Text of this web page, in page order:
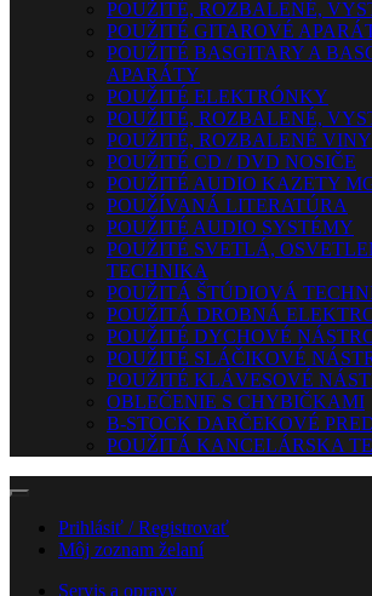
POUŽITÉ, ROZBALENÉ,
POUŽITÉ GITAROVÉ
POUŽITÉ BASGITARY A
APARÁTY
POUŽITÉ ELEKTRÓNKY
POUŽITÉ, ROZBALENÉ,
POUŽITÉ, ROZBALENÉ
POUŽITÉ CD / DVD NOSIČE
POUŽITÉ AUDIO KAZETY
POUŽÍVANÁ LITERATÚRA
POUŽITÉ AUDIO SYSTÉMY
POUŽITÉ SVETLÁ,
TECHNIKA
POUŽITÁ ŠTÚDIOVÁ
POUŽITÁ DROBNÁ
POUŽITÉ DYCHOVÉ
POUŽITÉ SLÁČIKOVÉ
POUŽITÉ KLÁVESOVÉ
OBLEČENIE S CHYBIČKAMI
B-STOCK DARČEKOVÉ
POUŽITÁ KANCELÁRSKA
Prihlásiť / Registrovať
Môj zoznam želaní
Servis a opravy